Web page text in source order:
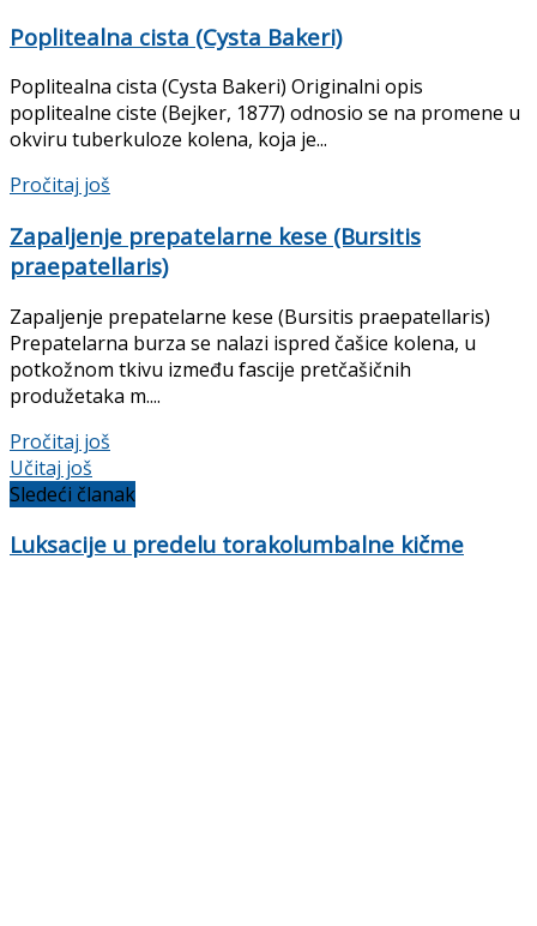
Poplitealna cista (Cysta Bakeri)
Poplitealna cista (Cysta Bakeri) Originalni opis
poplitealne ciste (Bejker, 1877) odnosio se na promene u
okviru tuberkuloze kolena, koja je...
Pročitaj još
Zapaljenje prepatelarne kese (Bursitis
praepatellaris)
Zapaljenje prepatelarne kese (Bursitis praepatellaris)
Prepatelarna burza se nalazi ispred čašice kolena, u
potkožnom tkivu između fascije pretčašičnih
produžetaka m....
Pročitaj još
Učitaj još
Sledeći članak
Luksacije u predelu torakolumbalne kič­me